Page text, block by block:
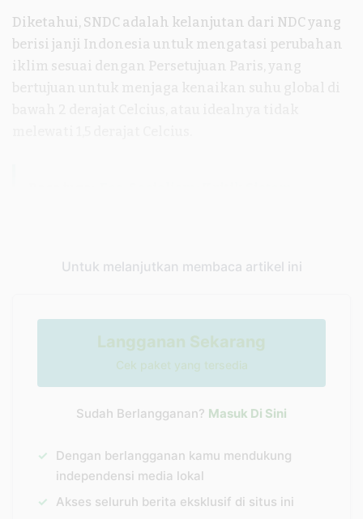
Diketahui, SNDC adalah kelanjutan dari NDC yang
berisi janji Indonesia untuk mengatasi perubahan
iklim sesuai dengan Persetujuan Paris, yang
Untuk melanjutkan membaca artikel ini
Langganan Sekarang
Cek paket yang tersedia
Sudah Berlangganan? Masuk Di Sini
✓
Dengan berlangganan kamu mendukung
independensi media lokal
✓
Akses seluruh berita eksklusif di situs ini